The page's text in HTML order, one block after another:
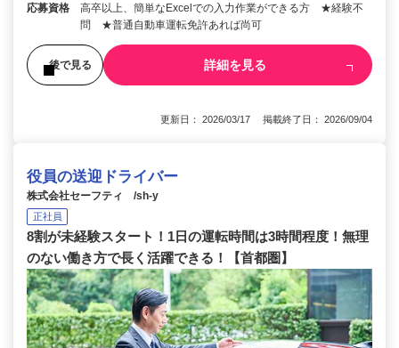
応募資格
高卒以上、簡単なExcelでの入力作業ができる方 ★経験不
問 ★普通自動車運転免許あれば尚可
後で見る 詳細を見る
更新日： 2026/03/17 掲載終了日： 2026/09/04
役員の送迎ドライバー
株式会社セーフティ /sh-y
正社員
8割が未経験スタート！1日の運転時間は3時間程度！無理
のない働き方で長く活躍できる！【首都圏】